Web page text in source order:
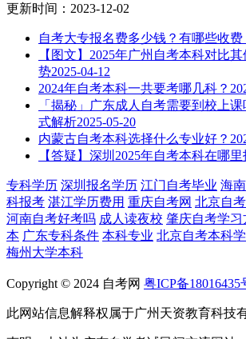
更新时间：2023-12-02
自考大专报名费多少钱？有哪些收费
【图文】2025年广州自考本科对比
势2025-04-12
2024年自考本科一共要考哪几科？
「揭秘」广东成人自考需要到校上
式解析2025-05-20
内蒙古自考本科选择什么专业好？
【答疑】深圳2025年自考本科在哪里
专科学历 深圳报名学历 江门自考毕业 海
科报考 湛江学历费用 重庆自考网 北京自
河南自考好考吗 成人读夜校 肇庆自考学习
本 广东专科条件 本科专业 北京自考本科
梅州大学本科
Copyright © 2024 自考网 粤ICP备18016435
此网站信息解释权属于广州天资教育科技